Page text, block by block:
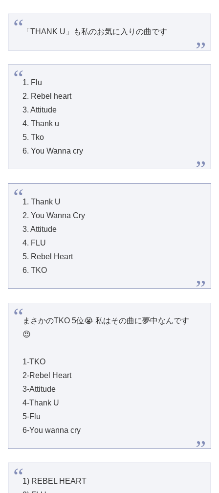
「THANK U」も私のお気に入りの曲です
1. Flu
2. Rebel heart
3. Attitude
4. Thank u
5. Tko
6. You Wanna cry
1. Thank U
2. You Wanna Cry
3. Attitude
4. FLU
5. Rebel Heart
6. TKO
まさかのTKO 5位😭 私はその曲に夢中なんです
😍
1-TKO
2-Rebel Heart
3-Attitude
4-Thank U
5-Flu
6-You wanna cry
1) REBEL HEART